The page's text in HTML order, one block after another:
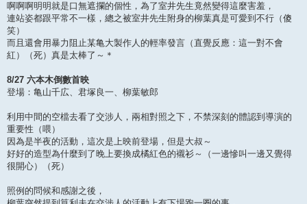
啊啊啊明明就是口無遮攔的個性，為了室井先生竟然變得這麼害羞，
連站姿都跟平常不一樣，總之被室井先生附身的柳葉真是可愛到不行（傻
笑）
而且還會用暴力阻止某亀大製作人的輕率發言（直覺反應：這一對不會
紅）（死）真是太棒了～＊
8/27 六本木倒數首映
登場：亀山千広、君塚良一、柳葉敏郎
利用中間的空檔去看了交涉人，兩相對照之下，不禁深刻的體認到導演的
重要性（喂）
因為是半夜的活動，這次是上映前登場，但是大叔～
好好的造型為什麼到了晚上要換成橘紅色的襯衫～（一邊慘叫一邊又覺得
很開心）（死）
照例的問候和感謝之後，